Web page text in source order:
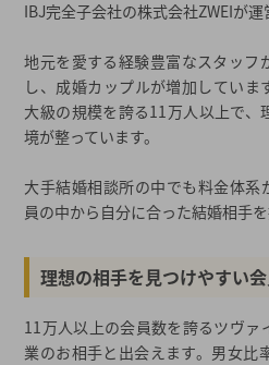
IBJ完全子会社の株式会社ZWEIが運
地元を愛する経験豊富なスタッフ
し、成婚カップルが増加していま
大級の規模を誇る11万人以上で
境が整っています。
大手結婚相談所の中でも料金体系
員の中から自分に合った結婚相手を
理想の相手を見つけやすい
11万人以上の会員数を誇るツヴ
業のお相手と出会えます。男女比